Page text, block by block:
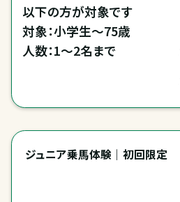
以下の方が対象です
対象：小学生～75歳
人数：1～2名まで
ジュニア乗馬体験｜初回限定